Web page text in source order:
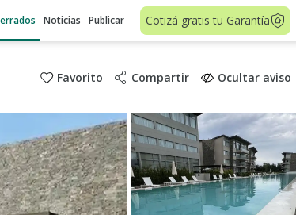
Noticias Publicar Cotizá gratis tu Garantía
Favorito Compartir Ocultar aviso